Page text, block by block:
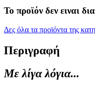
Το προϊόν δεν ειναι
Δες όλα τα προϊόντα της
Περιγραφή
Με λίγα λόγια...